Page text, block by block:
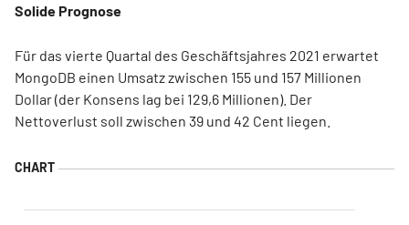
Solide Prognose
Für das vierte Quartal des Geschäftsjahres 2021 erwartet
MongoDB einen Umsatz zwischen 155 und 157 Millionen
Dollar (der Konsens lag bei 129,6 Millionen). Der
Nettoverlust soll zwischen 39 und 42 Cent liegen.